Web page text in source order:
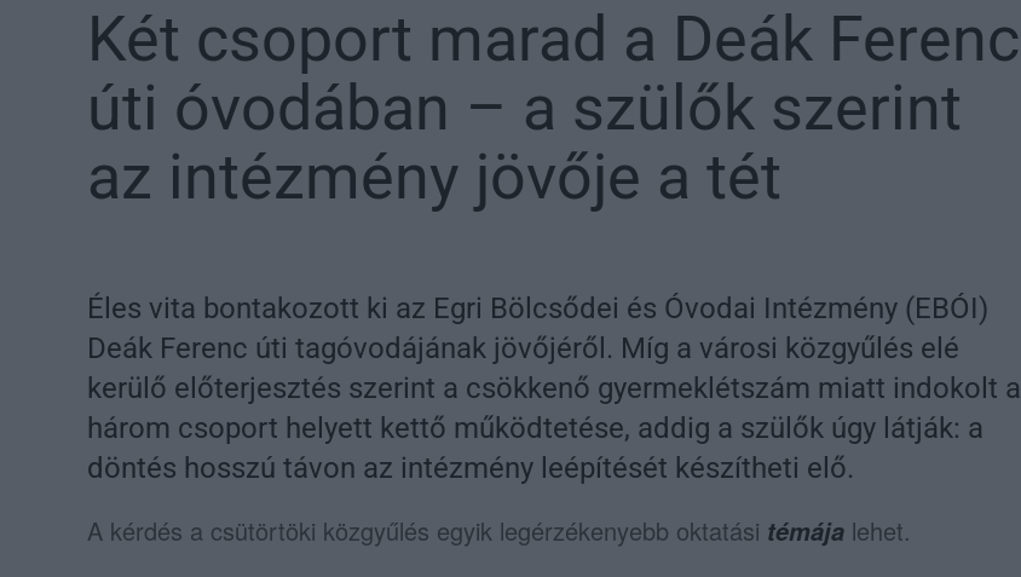
Két csoport marad a Deák Ferenc
úti óvodában – a szülők szerint
az intézmény jövője a tét
Éles vita bontakozott ki az Egri Bölcsődei és Óvodai Intézmény (EBÓI)
Deák Ferenc úti tagóvodájának jövőjéről. Míg a városi közgyűlés elé
kerülő előterjesztés szerint a csökkenő gyermeklétszám miatt indokolt a
három csoport helyett kettő működtetése, addig a szülők úgy látják: a
döntés hosszú távon az intézmény leépítését készítheti elő.
A kérdés a csütörtöki közgyűlés egyik legérzékenyebb oktatási témája lehet.